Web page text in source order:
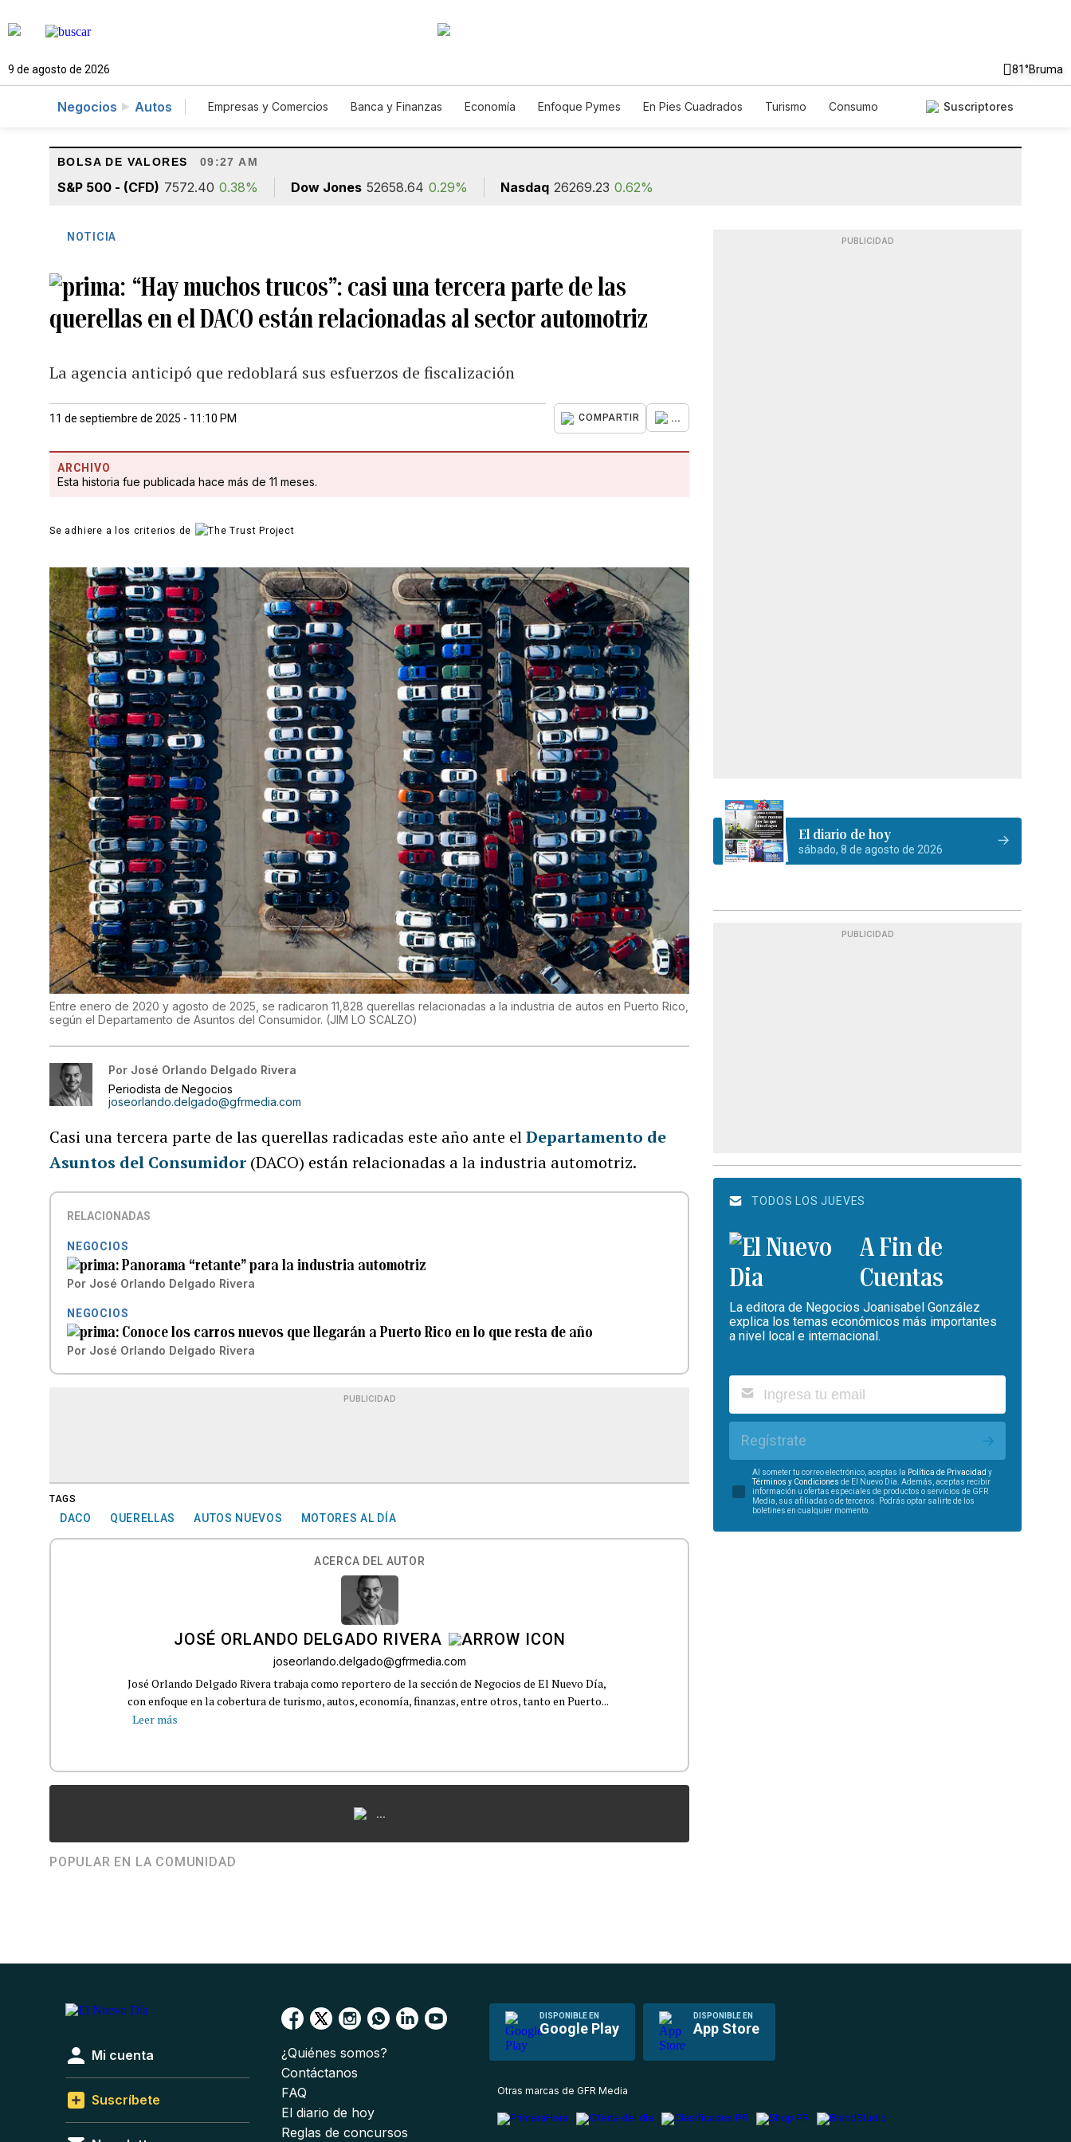
9 de agosto de 2026 81°Bruma
Negocios Autos Empresas y Comercios Banca y Finanzas Economía Enfoque Pymes En Pies Cuadrados Turismo
Consumo
Suscriptores
BOLSA DE VALORES 09:27 AM
S&P 500 - (CFD) 7572.40 0.38% Dow Jones 52658.64 0.29% Nasdaq 26269.23 0.62%
NOTICIA
“Hay muchos trucos”: casi una tercera parte de las
querellas en el DACO están relacionadas al sector automotriz
La agencia anticipó que redoblará sus esfuerzos de fiscalización
11 de septiembre de 2025 - 11:10 PM COMPARTIR ...
ARCHIVO
Esta historia fue publicada hace más de 11 meses.
Se adhiere a los criterios de
Entre enero de 2020 y agosto de 2025, se radicaron 11,828 querellas relacionadas a la industria de autos en Puerto Rico,
según el Departamento de Asuntos del Consumidor. (JIM LO SCALZO)
Por José Orlando Delgado Rivera
Periodista de Negocios
joseorlando.delgado@gfrmedia.com
Casi una tercera parte de las querellas radicadas este año ante elDepartamento de
Asuntos del Consumidor (DACO) están relacionadas a la industria automotriz.
RELACIONADAS
NEGOCIOS
Panorama “retante” para la industria automotriz
Por José Orlando Delgado Rivera
NEGOCIOS
Conoce los carros nuevos que llegarán a Puerto Rico en lo que resta de año
Por José Orlando Delgado Rivera
PUBLICIDAD
TAGS
DACO QUERELLAS AUTOS NUEVOS MOTORES AL DÍA
ACERCA DEL AUTOR
JOSÉ ORLANDO DELGADO RIVERA
joseorlando.delgado@gfrmedia.com
José Orlando Delgado Rivera trabaja como reportero de la sección de Negocios de El Nuevo Día,
con enfoque en la cobertura de turismo, autos, economía, finanzas, entre otros, tanto en Puerto...
Leer más
...
POPULAR EN LA COMUNIDAD
PUBLICIDAD
El diario de hoy
sábado, 8 de agosto de 2026
PUBLICIDAD
TODOS LOS JUEVES
A Fin de
Cuentas
La editora de Negocios Joanisabel González
explica los temas económicos más importantes
a nivel local e internacional.
Regístrate
Al someter tu correo electrónico, aceptas la Política de Privacidad y
Términos y Condiciones de El Nuevo Día. Además, aceptas recibir
información u ofertas especiales de productos o servicios de GFR
Media, sus afiliadas o de terceros. Podrás optar salirte de los
boletines en cualquier momento.
DISPONIBLE EN
Google Play
DISPONIBLE EN
App Store
Mi cuenta
Suscríbete
¿Quiénes somos?
Contáctanos
FAQ
El diario de hoy
Reglas de concursos
Otras marcas de GFR Media